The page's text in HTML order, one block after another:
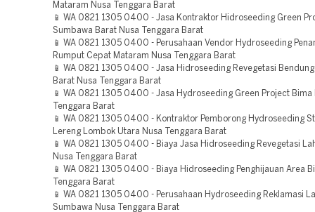
Mataram Nusa Tenggara Barat
📱 WA 0821 1305 0400 - Jasa Kontraktor Hidroseeding Green
Sumbawa Barat Nusa Tenggara Barat
📱 WA 0821 1305 0400 - Perusahaan Vendor Hydroseeding
Rumput Cepat Mataram Nusa Tenggara Barat
📱 WA 0821 1305 0400 - Jasa Hidroseeding Revegetasi
Barat Nusa Tenggara Barat
📱 WA 0821 1305 0400 - Jasa Hydroseeding Green Project Bima
Tenggara Barat
📱 WA 0821 1305 0400 - Kontraktor Pemborong Hydroseeding
Lereng Lombok Utara Nusa Tenggara Barat
📱 WA 0821 1305 0400 - Biaya Jasa Hidroseeding Revegetasi
Nusa Tenggara Barat
📱 WA 0821 1305 0400 - Biaya Hidroseeding Penghijauan Area
Tenggara Barat
📱 WA 0821 1305 0400 - Perusahaan Hydroseeding Reklamasi
Sumbawa Nusa Tenggara Barat